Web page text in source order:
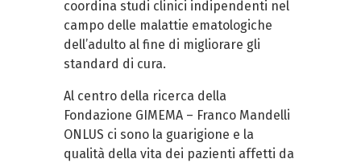
coordina studi clinici indipendenti nel
campo delle malattie ematologiche
dell’adulto al fine di migliorare gli
standard di cura.
Al centro della ricerca della
Fondazione GIMEMA – Franco Mandelli
ONLUS ci sono la guarigione e la
qualità della vita dei pazienti affetti da